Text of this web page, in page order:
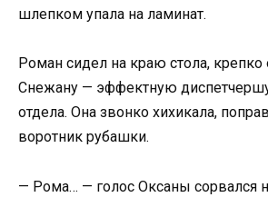
шлепком упала на ламинат.
Роман сидел на краю стола,
Снежану — эффектную
отдела. Она звонко хихикала,
воротник рубашки.
— Рома… — голос Оксаны сорвался